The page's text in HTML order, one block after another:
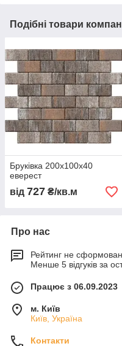
Подібні товари
Бруківка 200х100х40
еверест
від 727 ₴/кв.м
Про нас
Рейтинг не
Менше 5 відгуків за
Працює з 06.09.2023
м. Київ
Київ, Україна
Контакти